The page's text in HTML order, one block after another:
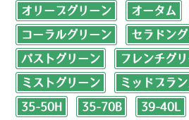
オリーブグリーン オータム
コーラルグリーン セラドン
パストグリーン フレンチグ
ミストグリーン ミッドブラ
35-50H 35-70B 39-40L